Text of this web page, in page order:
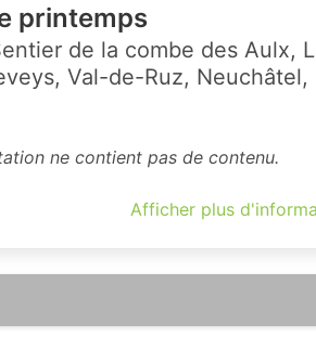
printemps
de la combe des Aulx,
Val-de-Ruz, Neuchâtel,
ne contient pas de contenu.
Afficher plus